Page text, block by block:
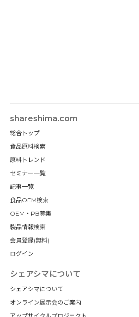
shareshima.com
総合トップ
食品原料検索
原料トレンド
セミナー一覧
記事一覧
食品OEM検索
OEM・PB募集
製品情報検索
会員登録(無料)
ログイン
シェアシマについて
シェアシマについて
オンライン展示会のご案内